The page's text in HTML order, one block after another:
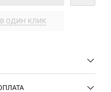
ОДИН КЛИК